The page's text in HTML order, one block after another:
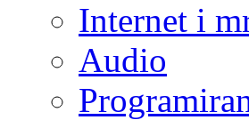
Internet i
Audio